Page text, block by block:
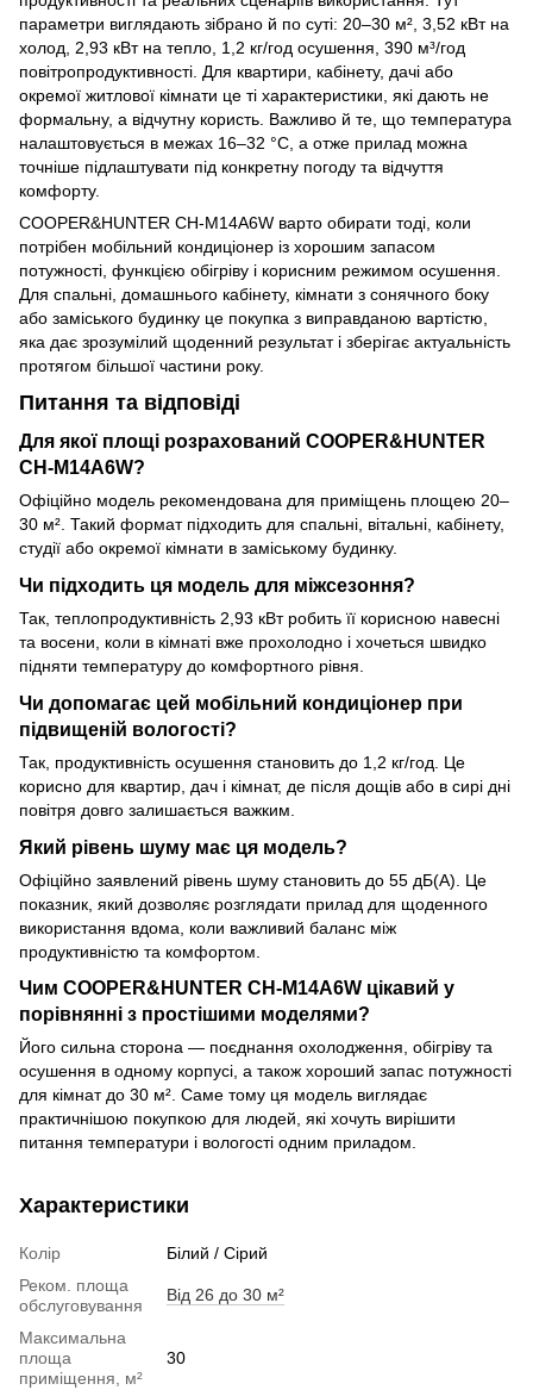
параметри виглядають зібрано й по суті: 20–30 м², 3,52 кВт на
холод, 2,93 кВт на тепло, 1,2 кг/год осушення, 390 м³/год
повітропродуктивності. Для квартири, кабінету, дачі або
окремої житлової кімнати це ті характеристики, які дають не
формальну, а відчутну користь. Важливо й те, що температура
налаштовується в межах 16–32 °C, а отже прилад можна
точніше підлаштувати під конкретну погоду та відчуття
комфорту.
COOPER&HUNTER CH-M14A6W варто обирати тоді, коли
потрібен мобільний кондиціонер із хорошим запасом
потужності, функцією обігріву і корисним режимом осушення.
Для спальні, домашнього кабінету, кімнати з сонячного боку
або заміського будинку це покупка з виправданою вартістю,
яка дає зрозумілий щоденний результат і зберігає актуальність
протягом більшої частини року.
Питання та відповіді
Для якої площі розрахований COOPER&HUNTER
CH-M14A6W?
Офіційно модель рекомендована для приміщень площею 20–
30 м². Такий формат підходить для спальні, вітальні, кабінету,
студії або окремої кімнати в заміському будинку.
Чи підходить ця модель для міжсезоння?
Так, теплопродуктивність 2,93 кВт робить її корисною навесні
та восени, коли в кімнаті вже прохолодно і хочеться швидко
підняти температуру до комфортного рівня.
Чи допомагає цей мобільний кондиціонер при
підвищеній вологості?
Так, продуктивність осушення становить до 1,2 кг/год. Це
корисно для квартир, дач і кімнат, де після дощів або в сирі дні
повітря довго залишається важким.
Який рівень шуму має ця модель?
Офіційно заявлений рівень шуму становить до 55 дБ(A). Це
показник, який дозволяє розглядати прилад для щоденного
використання вдома, коли важливий баланс між
продуктивністю та комфортом.
Чим COOPER&HUNTER CH-M14A6W цікавий у
порівнянні з простішими моделями?
Його сильна сторона — поєднання охолодження, обігріву та
осушення в одному корпусі, а також хороший запас потужності
для кімнат до 30 м². Саме тому ця модель виглядає
практичнішою покупкою для людей, які хочуть вирішити
питання температури і вологості одним приладом.
Характеристики
Колір
Білий / Сірий
Реком. площа
обслуговування
Від 26 до 30 м²
Максимальна
площа
приміщення, м²
30